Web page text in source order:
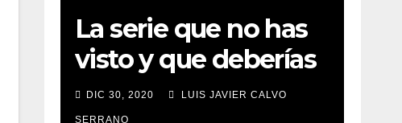
La serie que no has
visto y que deberías
estar viendo
DIC 30, 2020 LUIS JAVIER CALVO
SERRANO